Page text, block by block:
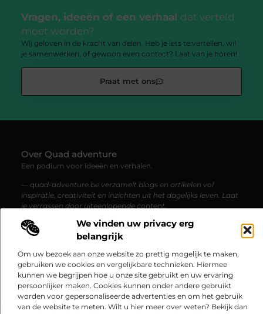
We vinden uw privacy erg
belangrijk
Om uw bezoek aan onze website zo prettig mogelijk te maken,
gebruiken we cookies en vergelijkbare technieken. Hiermee
kunnen we begrijpen hoe u onze site gebruikt en uw ervaring
persoonlijker maken. Cookies kunnen onder andere gebruikt
worden voor gepersonaliseerde advertenties en om het gebruik
van de website te meten. Wilt u hier meer over weten? Bekijk dan
Vragen, ideeën of een verhaal dat verteld
moet worden?
Wij geloven in de kracht van delen. Heb je iets te vertellen, wil
je samenwerken, of gewoon even contact? Laat van je horen!
Praat met ons
Over Quad adventure
Een podium voor ideeën en verhalen.
— quad-adventure.be verzamelt blogs en artikelen vol
inspiratie, creativiteit en inzichten uit het dagelijks leven. Laat
je verrassen door uiteenlopende content.
Onze
informatie
Bericht categorie